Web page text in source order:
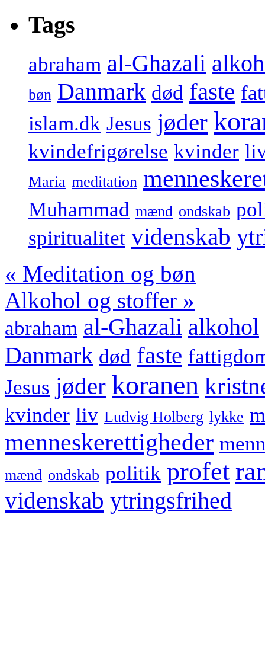
Tags
abraham al-Ghazali
bøn Danmark død faste
islam.dk Jesus jøder
kvindefrigørelse kvinder
Maria meditation
Muhammad mænd ondskab
spiritualitet videnskab
« Meditation og bøn
Alkohol og stoffer »
abraham al-Ghazali alkohol
Danmark død faste
Jesus jøder koranen
kvinder liv Ludvig Holberg lykke
menneskerettigheder
mænd ondskab politik profet
videnskab ytringsfrihed